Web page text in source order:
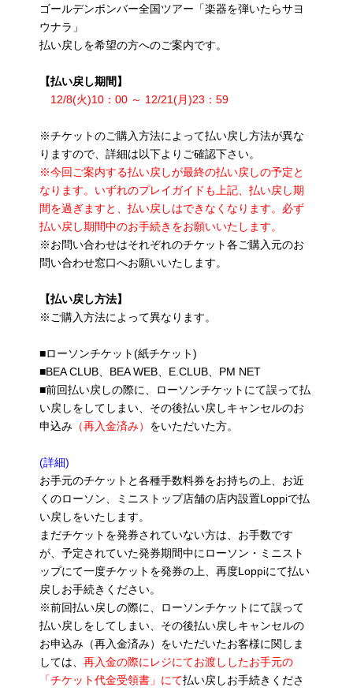
ゴールデンボンバー全国ツアー「楽器を弾いたらサヨ
ウナラ」
払い戻しを希望の方へのご案内です。
【払い戻し期間】
12/8(火)10：00 ～ 12/21(月)23：59
※チケットのご購入方法によって払い戻し方法が異な
りますので、詳細は以下よりご確認下さい。
※今回ご案内する払い戻しが最終の払い戻しの予定と
なります。いずれのプレイガイドも上記、払い戻し期
間を過ぎますと、払い戻しはできなくなります。必ず
払い戻し期間中のお手続きをお願いいたします。
※お問い合わせはそれぞれのチケット各ご購入元のお
問い合わせ窓口へお願いいたします。
【払い戻し方法】
※ご購入方法によって異なります。
■ローソンチケット(紙チケット)
■BEA CLUB、BEA WEB、E.CLUB、PM NET
■前回払い戻しの際に、ローソンチケットにて誤って払
い戻しをしてしまい、その後払い戻しキャンセルのお
申込み （再入金済み） をいただいた方。
(詳細)
お手元のチケットと各種手数料券をお持ちの上、お近
くのローソン、ミニストップ店舗の店内設置Loppiで払
い戻しをいたします。
まだチケットを発券されていない方は、お手数です
が、予定されていた発券期間中にローソン・ミニスト
ップにて一度チケットを発券の上、再度Loppiにて払い
戻しお手続きください。
※前回払い戻しの際に、ローソンチケットにて誤って
払い戻しをしてしまい、その後払い戻しキャンセルの
お申込み（再入金済み）をいただいたお客様に関しま
しては、 再入金の際にレジにてお渡ししたお手元の
「チケット代金受領書」にて払い戻しお手続きくださ